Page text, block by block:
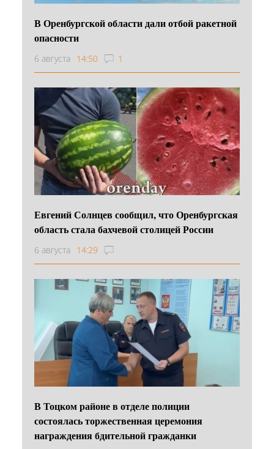
В Оренбургской области дали отбой ракетной
опасности
6 августа 14:50 1
Евгений Солнцев сообщил, что Оренбургская
область стала бахчевой столицей России
6 августа 14:29
В Тоцком районе в отделе полиции
состоялась торжественная церемония
награждения бдительной гражданки